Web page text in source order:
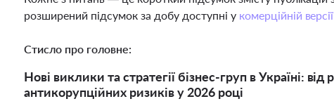
розширений підсумок за добу доступні у комерційній
Стисло про головне:
Нові виклики та стратегії бізнес-груп в Україні:
антикорупційних ризиків у 2026 році